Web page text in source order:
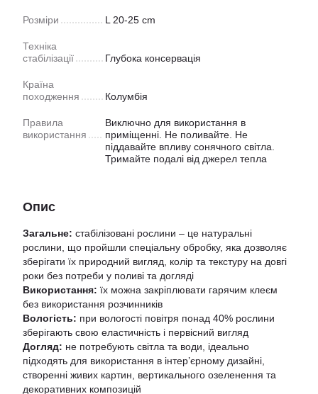
Розмiри L 20-25 cm
Техніка
стабілізації
Глубока консервацiя
Країна
походження
Колумбiя
Правила
використання
Виключно для використання в
приміщенні. Не поливайте. Не
піддавайте впливу сонячного світла.
Тримайте подалі від джерел тепла
Опис
Загальне: стабілізовані рослини – це натуральні
рослини, що пройшли спеціальну обробку, яка дозволяє
зберігати їх природний вигляд, колір та текстуру на довгі
роки без потреби у поливі та догляді
Використання: їх можна закріплювати гарячим клеєм
без використання розчинників
Вологість: при вологості повітря понад 40% рослини
зберігають свою еластичність і первісний вигляд
Догляд: не потребують світла та води, ідеально
підходять для використання в інтер’єрному дизайні,
створенні живих картин, вертикального озеленення та
декоративних композицій